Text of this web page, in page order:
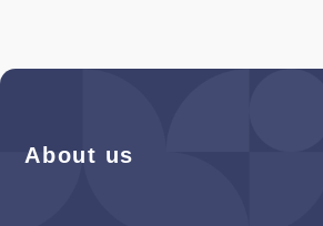
About us